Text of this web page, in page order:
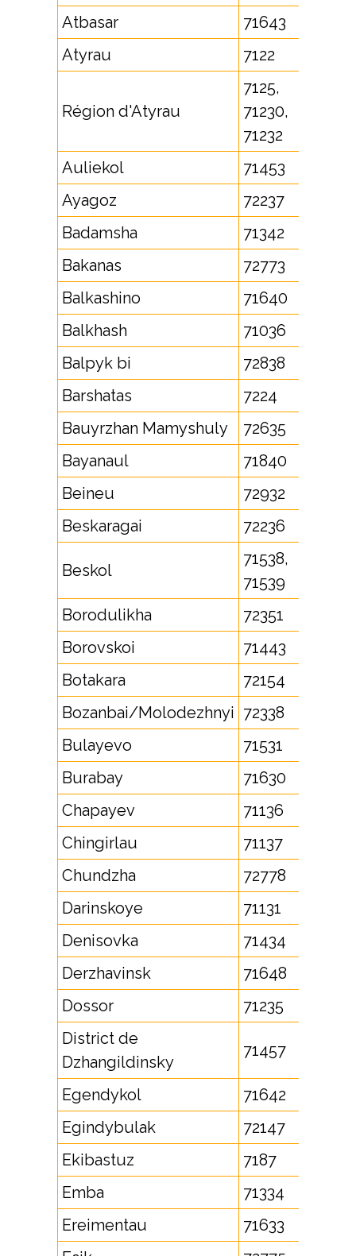
Atbasar
71643
Atyrau
7122
Région d'Atyrau
7125,
71230,
71232
Auliekol
71453
Ayagoz
72237
Badamsha
71342
Bakanas
72773
Balkashino
71640
Balkhash
71036
Balpyk bi
72838
Barshatas
7224
Bauyrzhan Mamyshuly
72635
Bayanaul
71840
Beineu
72932
Beskaragai
72236
Beskol
71538,
71539
Borodulikha
72351
Borovskoi
71443
Botakara
72154
Bozanbai/Molodezhnyi 72338
Bulayevo
71531
Burabay
71630
Chapayev
71136
Chingirlau
71137
Chundzha
72778
Darinskoye
71131
Denisovka
71434
Derzhavinsk
71648
Dossor
71235
District de
Dzhangildinsky
71457
Egendykol
71642
Egindybulak
72147
Ekibastuz
7187
Emba
71334
Ereimentau
71633